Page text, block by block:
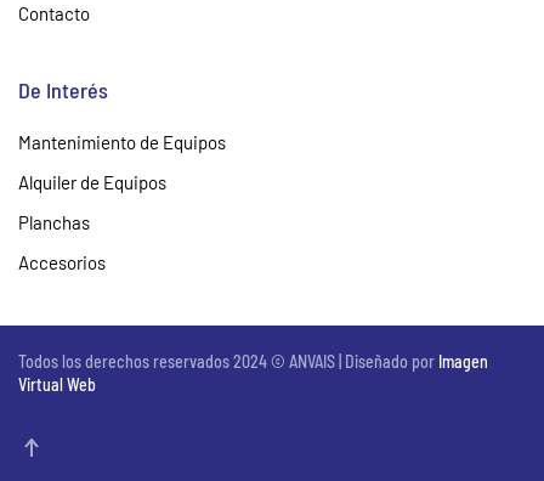
Contacto
De Interés
Mantenimiento de Equipos
Alquiler de Equipos
Planchas
Accesorios
Todos los derechos reservados 2024 © ANVAIS | Diseñado por Imagen
Virtual Web